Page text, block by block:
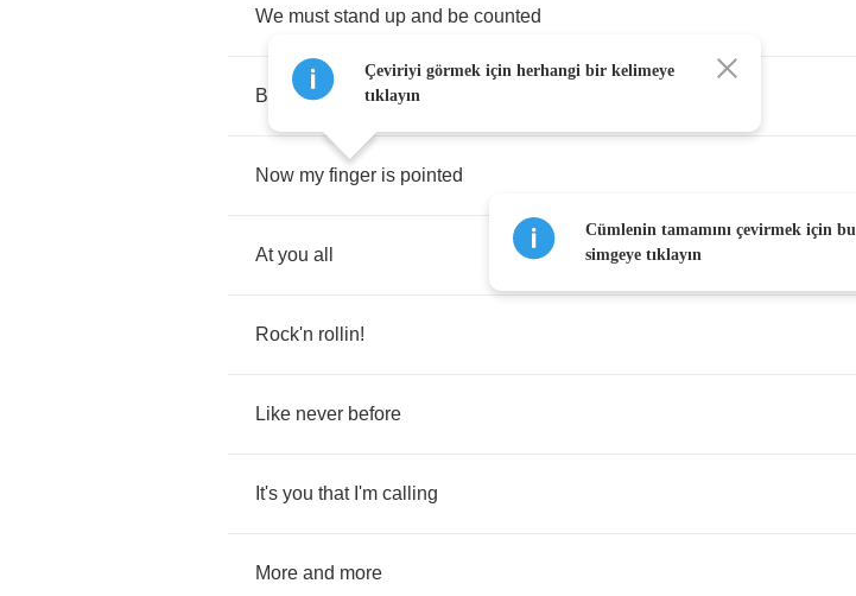
We must stand up and be counted
Backs against the wall
Now my finger is pointed
At you all
Rock'n rollin!
Like never before
It's you that I'm calling
More and more
Çeviriyi görmek için herhangi bir kelimeye
tıklayın
Cümlenin tamamını çevirmek için bu
simgeye tıklayın